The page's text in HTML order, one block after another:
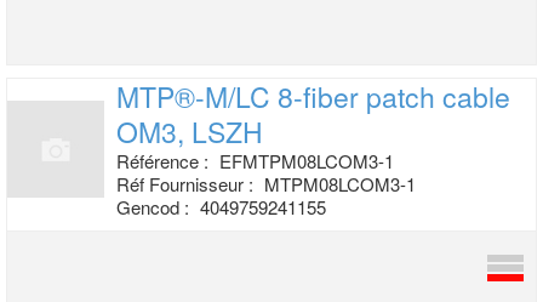
MTP®-M/LC 8-fiber patch cable
OM3, LSZH
Référence : EFMTPM08LCOM3-1
Réf Fournisseur : MTPM08LCOM3-1
Gencod : 4049759241155